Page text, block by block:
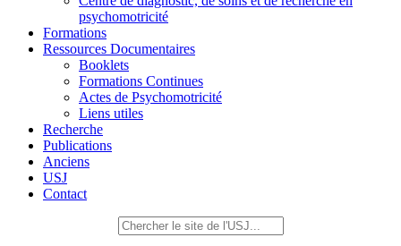
psychomotricité
Formations
Ressources Documentaires
Booklets
Formations Continues
Actes de Psychomotricité
Liens utiles
Recherche
Publications
Anciens
USJ
Contact